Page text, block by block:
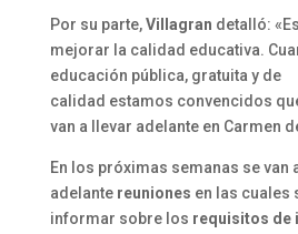
Por su parte,Villagran detalló:
mejorar la calidad educativa.
educación pública, gratuita y de
calidad estamos convencidos
van a llevar adelante en Carmen
En los próximas semanas se van
adelante reuniones en las cuales
informar sobre los requisitos de